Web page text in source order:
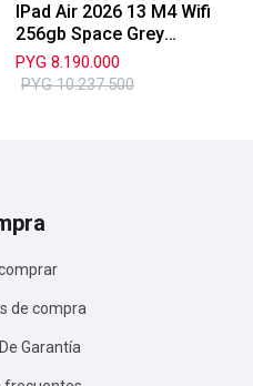
IPad Air 2026 13 M4 Wifi
256gb Space Grey
(MH5U4LL/A)
PYG 8.190.000
PYG 10.237.500
de compra
Garantía